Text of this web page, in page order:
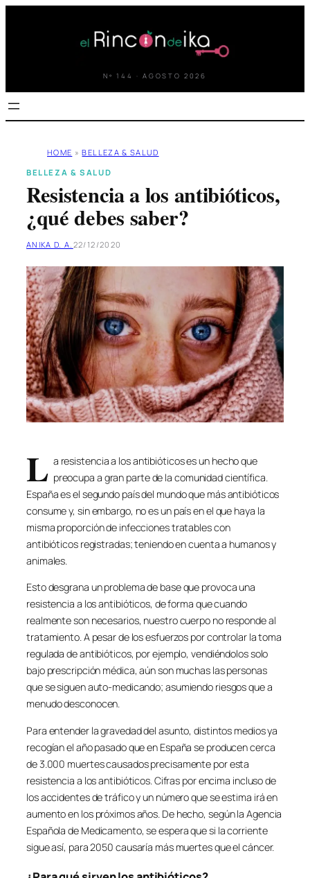
Nº 144 · AGOSTO 2026
HOME » BELLEZA & SALUD
BELLEZA & SALUD
Resistencia a los antibióticos,
¿qué debes saber?
ANIKA D. A. 22/12/2020
L a resistencia a los antibióticos es un hecho que
preocupa a gran parte de la comunidad científica.
España es el segundo país del mundo que más antibióticos
consume y, sin embargo, no es un país en el que haya la
misma proporción de infecciones tratables con
antibióticos registradas; teniendo en cuenta a humanos y
animales.
Esto desgrana un problema de base que provoca una
resistencia a los antibióticos, de forma que cuando
realmente son necesarios, nuestro cuerpo no responde al
tratamiento. A pesar de los esfuerzos por controlar la toma
regulada de antibióticos, por ejemplo, vendiéndolos solo
bajo prescripción médica, aún son muchas las personas
que se siguen auto-medicando; asumiendo riesgos que a
menudo desconocen.
Para entender la gravedad del asunto, distintos medios ya
recogían el año pasado que en España se producen cerca
de 3.000 muertes causados precisamente por esta
resistencia a los antibióticos. Cifras por encima incluso de
los accidentes de tráfico y un número que se estima irá en
aumento en los próximos años. De hecho, según la Agencia
Española de Medicamento, se espera que si la corriente
sigue así, para 2050 causaría más muertes que el cáncer.